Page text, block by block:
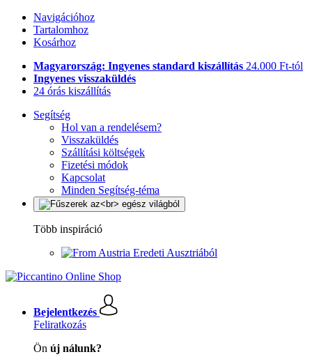
Navigációhoz
Tartalomhoz
Kosárhoz
Magyarország: Ingyenes standard kiszállítás 24.000 Ft-tól
Ingyenes visszaküldés
24 órás kiszállítás
Segítség
Hol van a rendelésem?
Visszaküldés
Szállítási költségek
Fizetési módok
Kapcsolat
Minden Segítség-téma
Több inspiráció
Eredeti Ausztriából
Bejelentkezés
Feliratkozás
Ön új nálunk?